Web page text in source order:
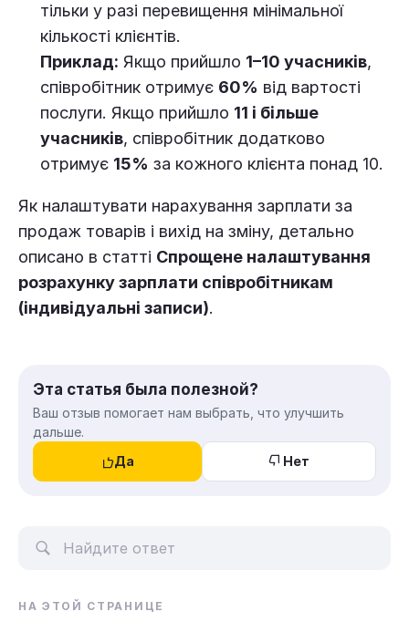
тільки у разі перевищення мінімальної
кількості клієнтів.
Приклад: Якщо прийшло 1–10 учасників,
співробітник отримує 60% від вартості
послуги. Якщо прийшло 11 і більше
учасників, співробітник додатково
отримує 15% за кожного клієнта понад 10.
Як налаштувати нарахування зарплати за
продаж товарів і вихід на зміну, детально
описано в статті Спрощене налаштування
розрахунку зарплати співробітникам
(індивідуальні записи).
Эта статья была полезной?
Ваш отзыв помогает нам выбрать, что улучшить
дальше.
Да
Нет
НА ЭТОЙ СТРАНИЦЕ